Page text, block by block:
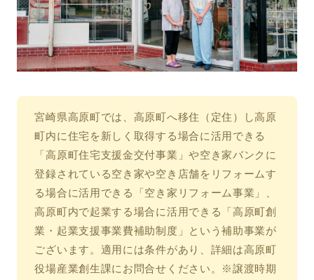
宮崎県高原町では、高原町へ移住（定住）し高原
町内に住宅を新しく取得する場合に活用できる
「高原町住宅支援金交付事業」や空き家バンクに
登録されている空き家や空き店舗をリフォームす
る場合に活用できる「空き家リフォーム事業」、
高原町内で起業する場合に活用できる「高原町創
業・起業支援事業費補助制度」という補助事業が
ございます。適用には条件があり、詳細は高原町
役場産業創生課にお問合せください。※譲渡時期